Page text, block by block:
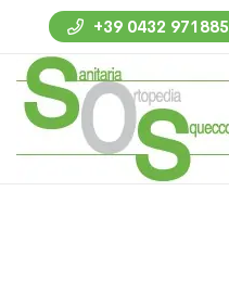
+39 0432 971885